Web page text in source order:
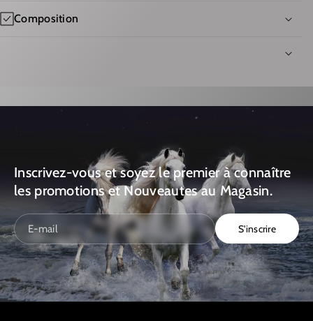
E
T
D
O
S
E
U
R
D
É
A
N
I
D
O
S
E
U
Composition
Inscrivez-vous et soyez le premier à connaître
les promotions et Nouveautes au Magasin.
E-mail S'inscrire